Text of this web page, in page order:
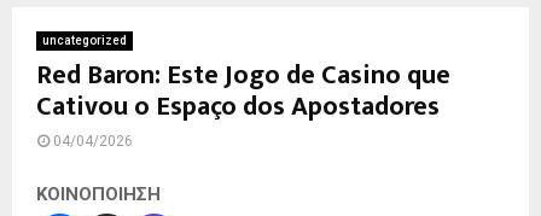
uncategorized
Red Baron: Este Jogo de Casino que
Cativou o Espaço dos Apostadores
04/04/2026
ΚΟΙΝΟΠΟΙΗΣΗ